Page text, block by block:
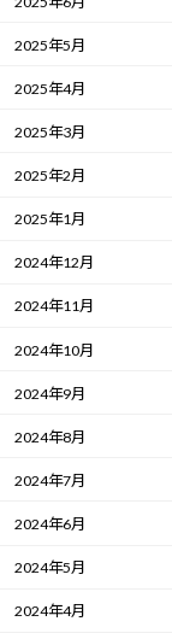
2025年5月
2025年4月
2025年3月
2025年2月
2025年1月
2024年12月
2024年11月
2024年10月
2024年9月
2024年8月
2024年7月
2024年6月
2024年5月
2024年4月